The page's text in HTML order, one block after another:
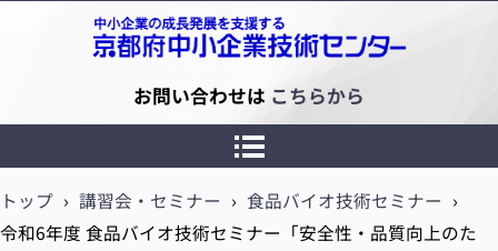
京都府中小企業技術センター
お問い合わせは こちらから
トップ › 講習会・セミナー › 食品バイオ技術セミナー ›
令和6年度 食品バイオ技術セミナー「安全性・品質向上のた